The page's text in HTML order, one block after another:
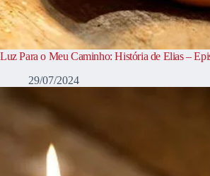
Luz Para o Meu Caminho: História de Elias –
29/07/2024